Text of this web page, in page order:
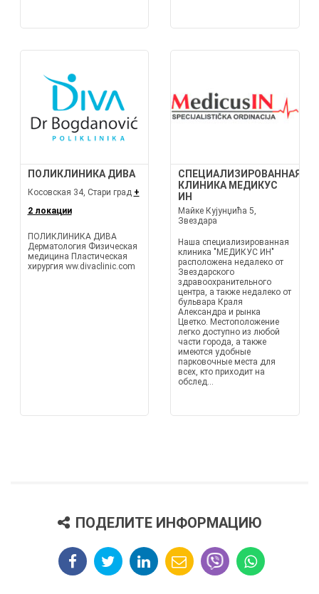
ПОЛИКЛИНИКА ДИВА
Косовская 34, Стари град +
2 локации
ПОЛИКЛИНИКА ДИВА
Дерматология Физическая
медицина Пластическая
хирургия ww.divaclinic.com
СПЕЦИАЛИЗИРОВАННАЯ
КЛИНИКА МЕДИКУС
ИН
Майке Кујунџића 5,
Звездара
Наша специализированная
клиника "МЕДИКУС ИН"
расположена недалеко от
Звездарского
здравоохранительного
центра, а также недалеко от
бульвара Краля
Александра и рынка
Цветко. Местоположение
легко доступно из любой
части города, а также
имеются удобные
парковочные места для
всех, кто приходит на
обслед...
ПОДЕЛИТЕ ИНФОРМАЦИЮ